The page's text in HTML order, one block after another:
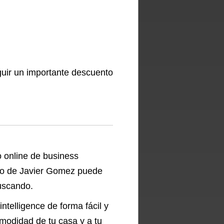
un importante descuento
online de business
de Javier Gomez puede
de forma fácil y
de tu casa y a tu